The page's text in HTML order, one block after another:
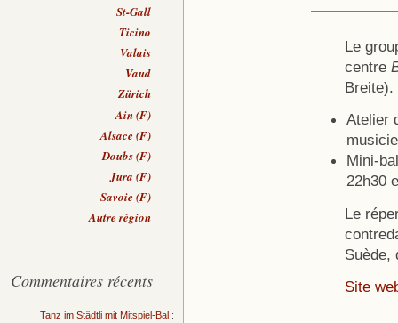
Le
centre
Breite).
Atelier
Mini-
22h30
Le
Suède,
Site
St-Gall
Ticino
Valais
Vaud
Zürich
Ain (F)
Alsace (F)
Doubs (F)
Jura (F)
Savoie (F)
Autre région
Commentaires récents
Tanz im Städtli mit Mitspiel-Bal :